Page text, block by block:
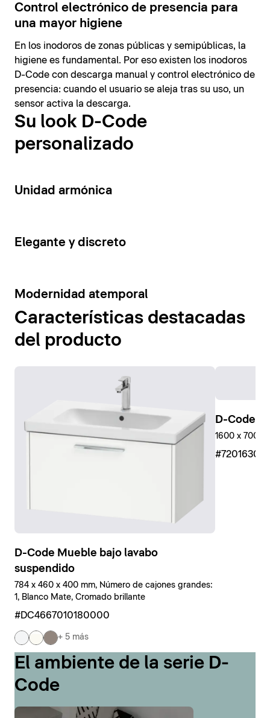
Control electrónico de presencia para
una mayor higiene
En los inodoros de zonas públicas y semipúblicas, la
higiene es fundamental. Por eso existen los inodoros
D-Code con descarga manual y control electrónico de
presencia: cuando el usuario se aleja tras su uso, un
sensor activa la descarga.
Su look D-Code
personalizado
14
Unidad armónica
15
Elegante y discreto
10
Modernidad atemporal
Características destacadas
del producto
D-Code Mueble bajo lavabo
suspendido
784 x 460 x 400 mm, Número de cajones grandes:
1, Blanco Mate, Cromado brillante
#DC4667010180000
+ 5 más
D-Code
1600 x 700
El ambiente de la serie D-
Code